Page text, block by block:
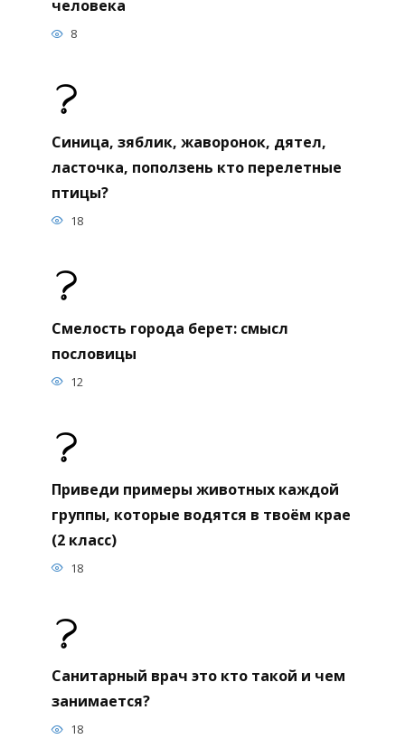
человека
8
Синица, зяблик, жаворонок, дятел,
ласточка, поползень кто перелетные
птицы?
18
Смелость города берет: смысл
пословицы
12
Приведи примеры животных каждой
группы, которые водятся в твоём крае
(2 класс)
18
Санитарный врач это кто такой и чем
занимается?
18